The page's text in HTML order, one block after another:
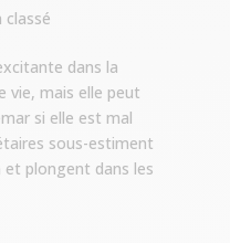
classé
dans la
vie, mais elle peut
si elle est mal
sous-estiment
et plongent dans les